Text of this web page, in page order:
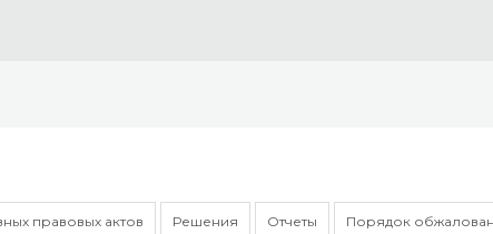
правовых актов Решения Отчеты Порядок